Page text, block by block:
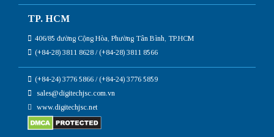
TP. HCM
406/85 đường Cộng Hòa, Phường Tân Bình, TP.HCM
(+84-28) 3811 8628 / (+84-28) 3811 8566
(+84-24) 3776 5866 / (+84-24) 3776 5859
sales@digitechjsc.com.vn
www.digitechjsc.net